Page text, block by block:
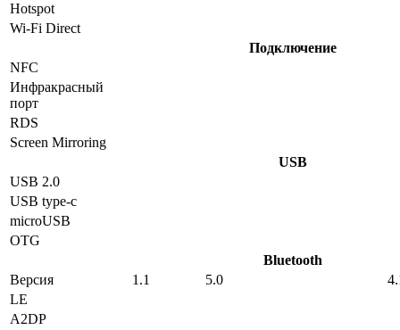
Hotspot
Wi-Fi Direct
Подключение
NFC
Инфракрасный
порт
RDS
Screen Mirroring
USB
USB 2.0
USB type-c
microUSB
OTG
Bluetooth
Версия
1.1 5.0
LE
A2DP